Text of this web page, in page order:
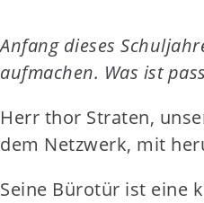
t
e
t
Anfang dieses
aufmachen. Was ist
Herr thor Straten,
dem Netzwerk, mit
Seine Bürotür ist eine